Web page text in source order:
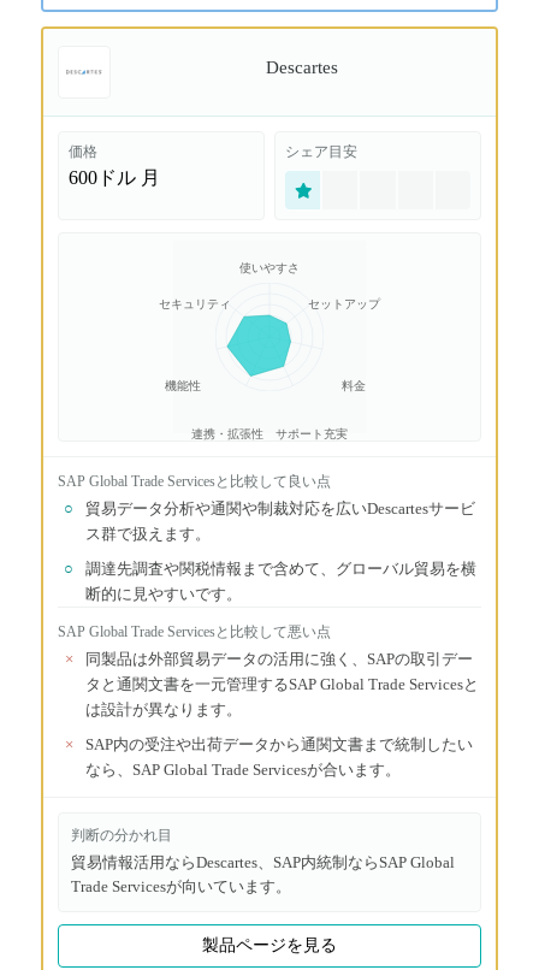
Descartes
価格
600ドル 月
シェア目安
使いやすさ
セットアップ
料金
サポート充実
連携・拡張性
機能性
セキュリティ
SAP Global Trade Servicesと比較して良い点
○
貿易データ分析や通関や制裁対応を広いDescartesサービ
ス群で扱えます。
○
調達先調査や関税情報まで含めて、グローバル貿易を横
断的に見やすいです。
SAP Global Trade Servicesと比較して悪い点
×
同製品は外部貿易データの活用に強く、SAPの取引デー
タと通関文書を一元管理するSAP Global Trade Servicesと
は設計が異なります。
×
SAP内の受注や出荷データから通関文書まで統制したい
なら、SAP Global Trade Servicesが合います。
判断の分かれ目
貿易情報活用ならDescartes、SAP内統制ならSAP Global
Trade Servicesが向いています。
製品ページを見る